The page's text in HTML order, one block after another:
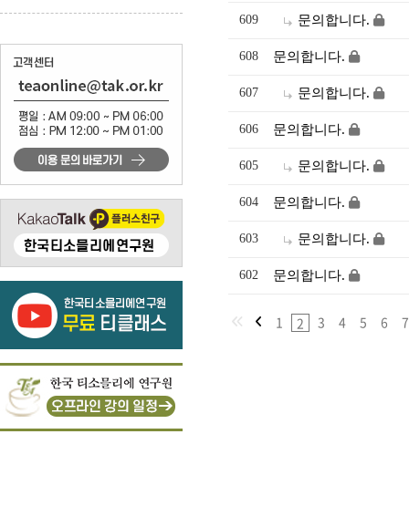
609 문의합니다.
608 문의합니다.
607 문의합니다.
606 문의합니다.
605 문의합니다.
604 문의합니다.
603 문의합니다.
602 문의합니다.
1 2 3 4 5 6 7